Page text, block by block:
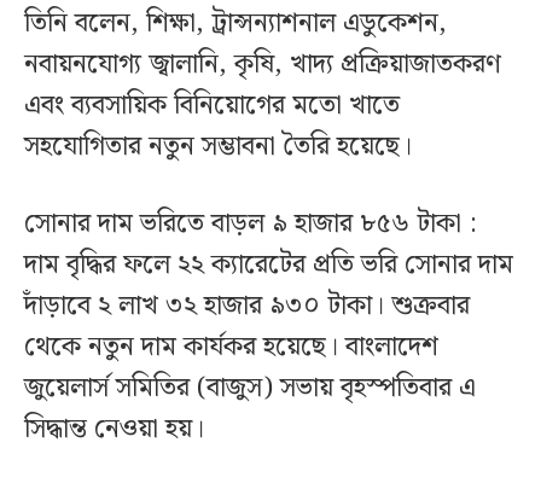
তিনি বলেন, শিক্ষা, ট্রান্সন্যাশনাল এডুকেশন,
নবায়নযোগ্য জ্বালানি, কৃষি, খাদ্য প্রক্রিয়াজাতকরণ
এবং ব্যবসায়িক বিনিয়োগের মতো খাতে
সহযোগিতার নতুন সম্ভাবনা তৈরি হয়েছে।
সোনার দাম ভরিতে বাড়ল ৯ হাজার ৮৫৬ টাকা :
দাম বৃদ্ধির ফলে ২২ ক্যারেটের প্রতি ভরি সোনার দাম
দাঁড়াবে ২ লাখ ৩২ হাজার ৯৩০ টাকা। শুক্রবার
থেকে নতুন দাম কার্যকর হয়েছে। বাংলাদেশ
জুয়েলার্স সমিতির (বাজুস) সভায় বৃহস্পতিবার এ
সিদ্ধান্ত নেওয়া হয়।